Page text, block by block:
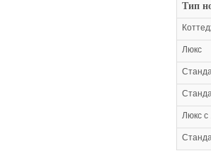
Тип
Люкс
Люкс с